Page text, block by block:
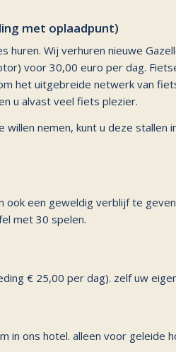
met oplaadpunt)
huren. Wij verhuren nieuwe
voor 30,00 euro per dag.
het uitgebreide netwerk van
u alvast veel fiets plezier.
willen nemen, kunt u deze
ook een geweldig verblijf te
met 30 spelen.
€ 25,00 per dag). zelf uw
in ons hotel. alleen voor geleide